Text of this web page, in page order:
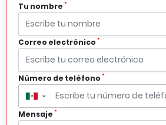
Tu nombre *
Correo electrónico *
Número de teléfono *
▼
Mensaje *